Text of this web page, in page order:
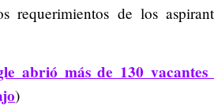
requerimientos de los
abrió más de 130
)